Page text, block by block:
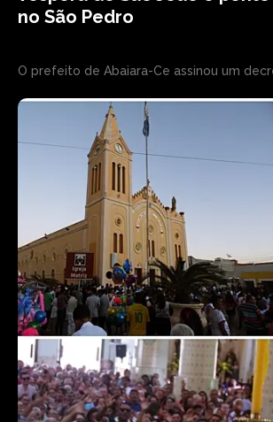
no São Pedro
O prefeito de Abaiara-Ce assinou um